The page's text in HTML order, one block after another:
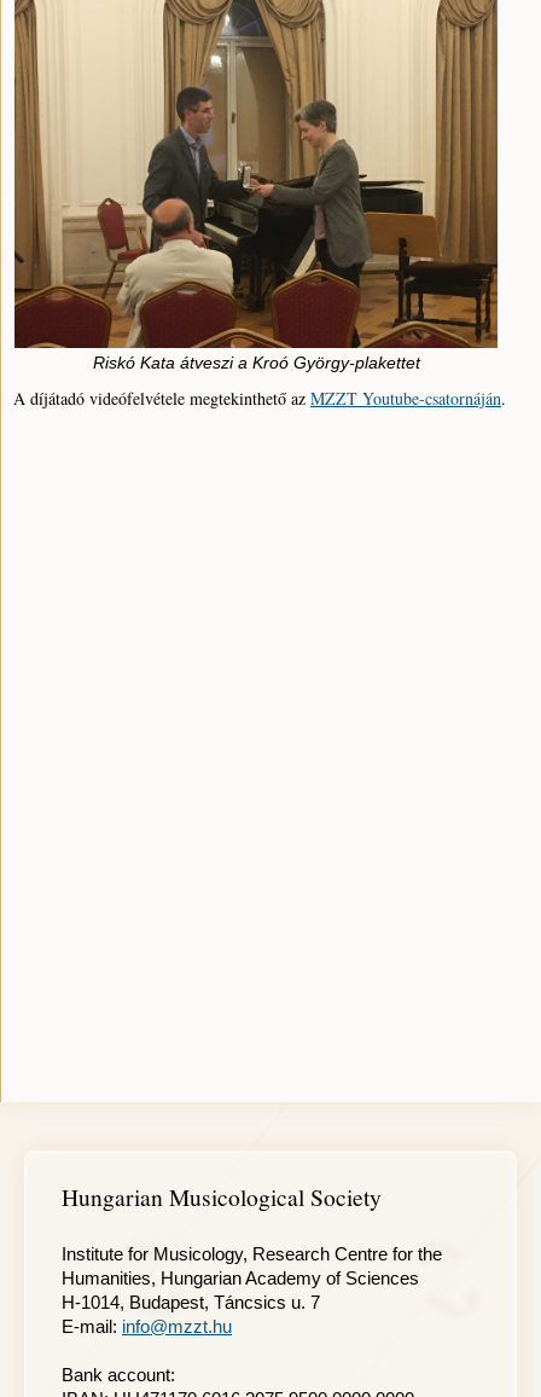
Riskó Kata átveszi a Kroó György-plakettet
A díjátadó videófelvétele megtekinthető az MZZT Youtube-csatornáján.
Hungarian Musicological Society
Institute for Musicology, Research Centre for the
Humanities, Hungarian Academy of Sciences
H-1014, Budapest, Táncsics u. 7
E-mail: info@mzzt.hu
Bank account: